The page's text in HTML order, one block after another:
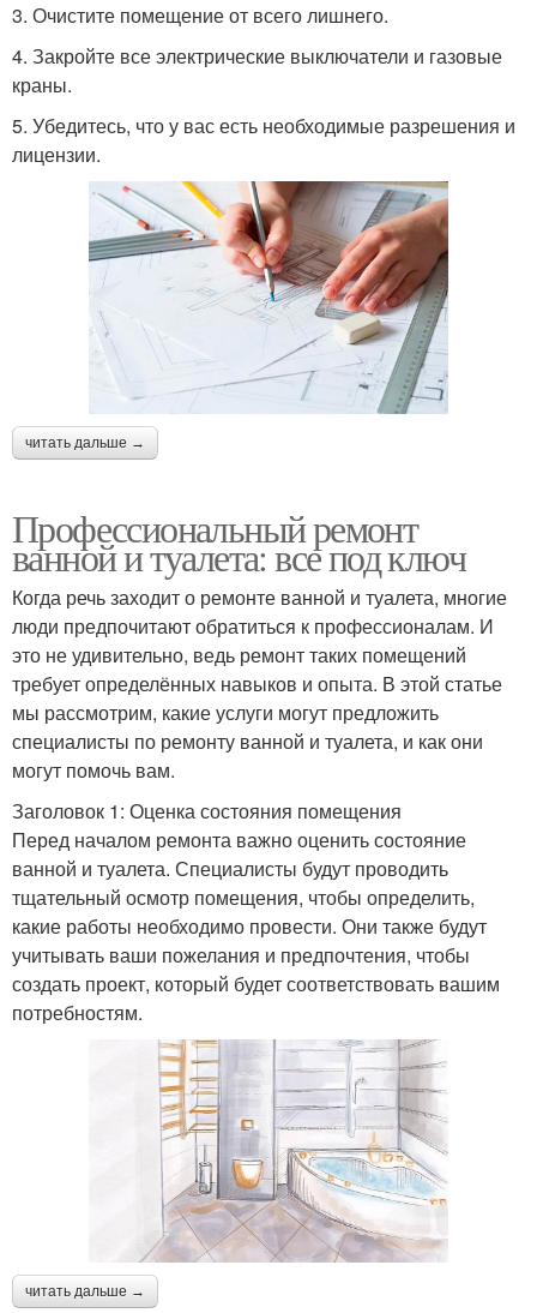
3. Очистите помещение от всего лишнего.
4. Закройте все электрические выключатели и газовые
краны.
5. Убедитесь, что у вас есть необходимые разрешения и
лицензии.
читать дальше →
Профессиональный ремонт
ванной и туалета: все под ключ
Когда речь заходит о ремонте ванной и туалета, многие
люди предпочитают обратиться к профессионалам. И
это не удивительно, ведь ремонт таких помещений
требует определённых навыков и опыта. В этой статье
мы рассмотрим, какие услуги могут предложить
специалисты по ремонту ванной и туалета, и как они
могут помочь вам.
Заголовок 1: Оценка состояния помещения
Перед началом ремонта важно оценить состояние
ванной и туалета. Специалисты будут проводить
тщательный осмотр помещения, чтобы определить,
какие работы необходимо провести. Они также будут
учитывать ваши пожелания и предпочтения, чтобы
создать проект, который будет соответствовать вашим
потребностям.
читать дальше →